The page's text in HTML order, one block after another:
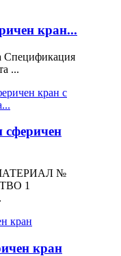
кран...
Спецификация
...
сферичен
№
1
кран